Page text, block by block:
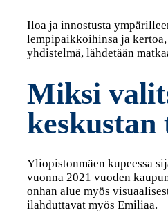
Iloa ja innostusta
lempipaikkoihinsa ja
yhdistelmä, lähdetään
Miksi
keskustan
Yliopistonmäen kupeessa
vuonna 2021 vuoden
onhan alue myös
ilahduttavat myös Emiliaa.